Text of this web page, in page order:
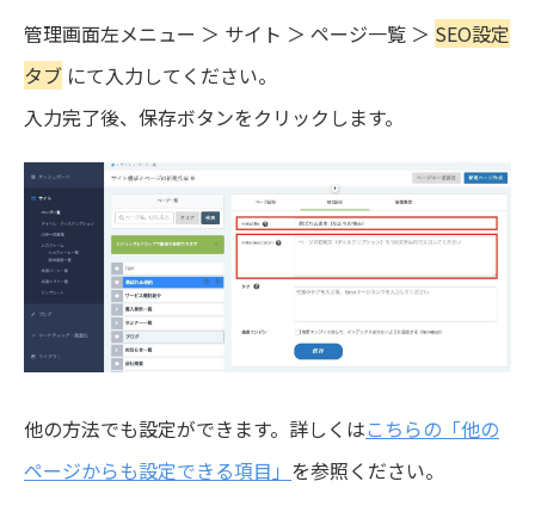
管理画面左メニュー ＞ サイト ＞ ページ一覧 ＞ SEO設定
タブ にて入力してください。
入力完了後、保存ボタンをクリックします。
他の方法でも設定ができます。詳しくはこちらの「他の
ページからも設定できる項目」 を参照ください。